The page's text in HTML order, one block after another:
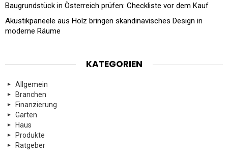
Baugrundstück in Österreich prüfen: Checkliste vor dem Kauf
Akustikpaneele aus Holz bringen skandinavisches Design in
moderne Räume
KATEGORIEN
Allgemein
Branchen
Finanzierung
Garten
Haus
Produkte
Ratgeber